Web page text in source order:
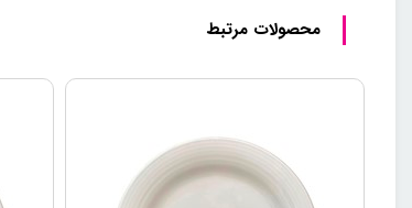
محصولات مرتبط